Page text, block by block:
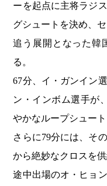
ーを起点に主将ラジ
グシュートを決め、
追う展開となった韓
る。
67分、イ・ガンイン
ン・インボム選手が
やかなループシュー
さらに79分には、そ
から絶妙なクロスを供
途中出場のオ・ヒョ